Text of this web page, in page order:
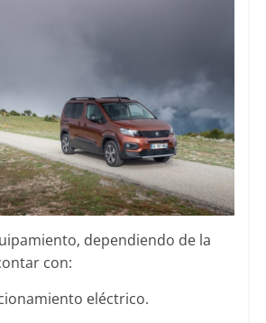
dependiendo de la
con:
eléctrico.